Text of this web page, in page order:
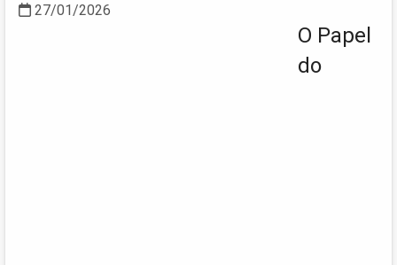
27/01/2026
O Papel
do